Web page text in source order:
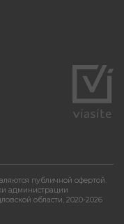
публичной офертой.
администрации
области, 2020-2026